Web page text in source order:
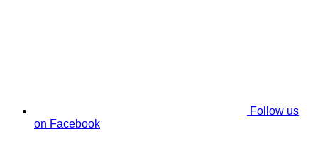
Follow us
on Facebook